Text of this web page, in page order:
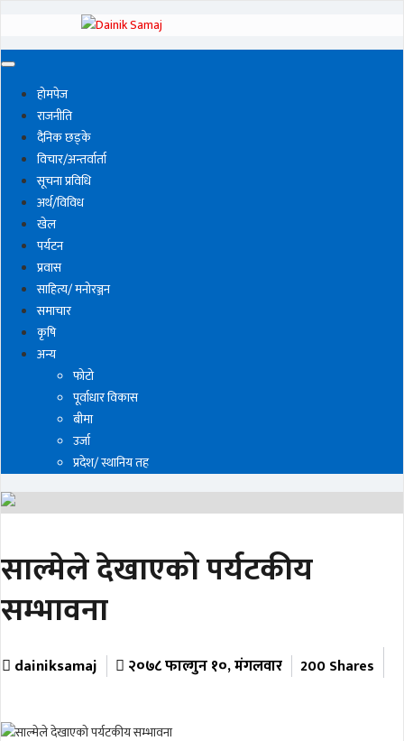
होमपेज
राजनीति
दैनिक छड्के
विचार/अन्तर्वार्ता
सूचना प्रविधि
अर्थ/विविध
खेल
पर्यटन
प्रवास
साहित्य/ मनोरञ्जन
समाचार
कृषि
अन्य
फोटो
पूर्वाधार विकास
बीमा
उर्जा
प्रदेश/ स्थानिय तह
साल्मेले देखाएको पर्यटकीय
सम्भावना
dainiksamaj २०७८ फाल्गुन १०, मंगलवार 200 Shares